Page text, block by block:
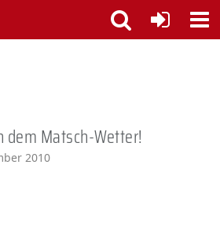
dem Matsch-Wetter!
2010